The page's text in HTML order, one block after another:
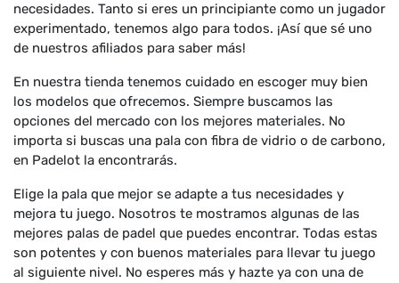
necesidades. Tanto si eres un principiante como un jugador
experimentado, tenemos algo para todos. ¡Así que sé uno
de nuestros afiliados para saber más!
En nuestra tienda tenemos cuidado en escoger muy bien
los modelos que ofrecemos. Siempre buscamos las
opciones del mercado con los mejores materiales. No
importa si buscas una pala con fibra de vidrio o de carbono,
en Padelot la encontrarás.
Elige la pala que mejor se adapte a tus necesidades y
mejora tu juego. Nosotros te mostramos algunas de las
mejores palas de padel que puedes encontrar. Todas estas
son potentes y con buenos materiales para llevar tu juego
al siguiente nivel. No esperes más y hazte ya con una de